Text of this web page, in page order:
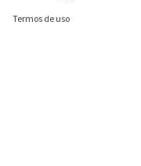
Termos de uso